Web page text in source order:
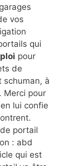
vos
qui
pour
de
schuman, à
Merci pour
lui confie
portail
: abd
qui est